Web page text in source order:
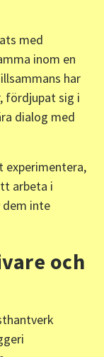
med
inom en
har
fördjupat sig i
dialog med
experimentera,
arbeta i
dem inte
och